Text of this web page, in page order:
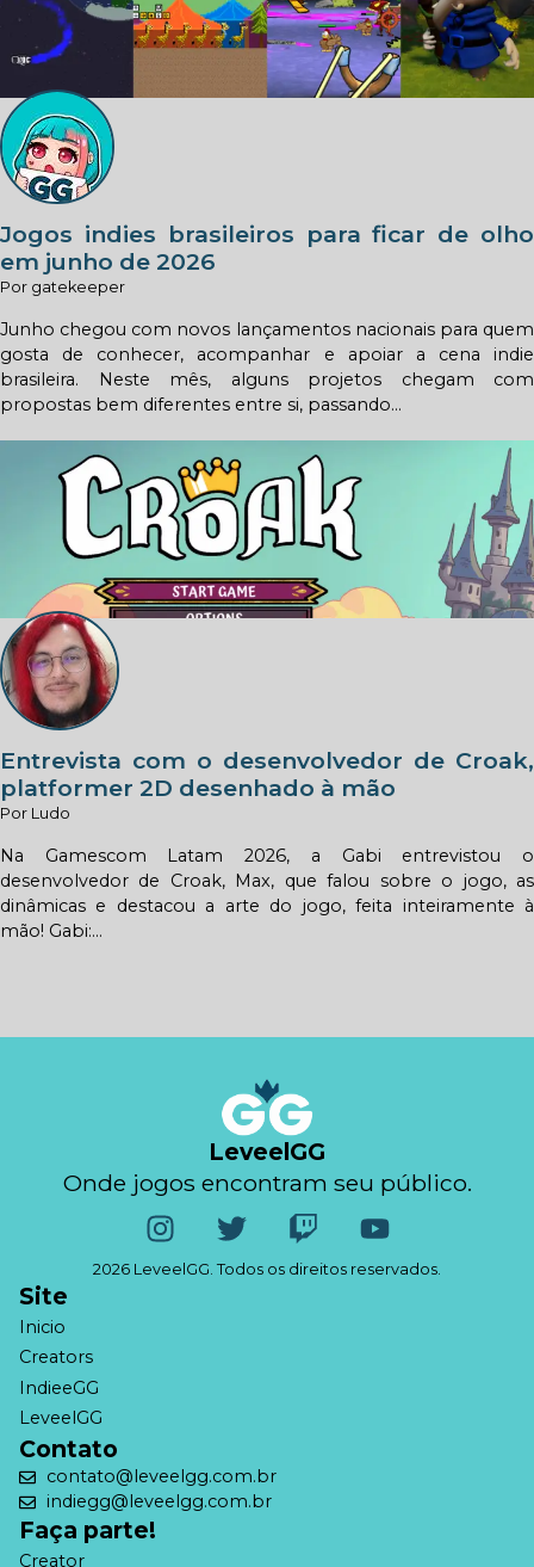
Jogos indies brasileiros para ficar de olho
em junho de 2026
Por gatekeeper
Junho chegou com novos lançamentos nacionais para quem
gosta de conhecer, acompanhar e apoiar a cena indie
brasileira. Neste mês, alguns projetos chegam com
propostas bem diferentes entre si, passando...
Entrevista com o desenvolvedor de Croak,
platformer 2D desenhado à mão
Por Ludo
Na Gamescom Latam 2026, a Gabi entrevistou o
desenvolvedor de Croak, Max, que falou sobre o jogo, as
dinâmicas e destacou a arte do jogo, feita inteiramente à
mão! Gabi:...
LeveelGG
Onde jogos encontram seu público.
2026 LeveelGG. Todos os direitos reservados.
Site
Inicio
Creators
IndieeGG
LeveelGG
Contato
contato@leveelgg.com.br
indiegg@leveelgg.com.br
Faça parte!
Creator